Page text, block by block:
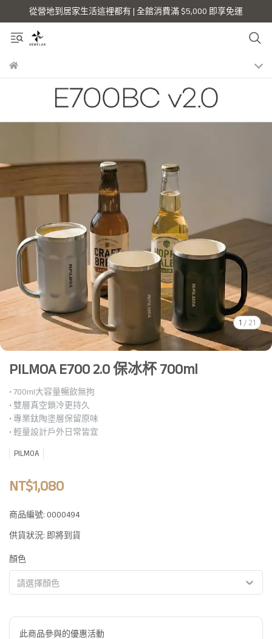
從營地到居家生活這裡都有 | 全館消費滿 $5,000 即享免運
1 / 21
PILMOA E700 2.0 保冰杯 700ml
• 700ml大容量暢飲無拘
• 雙層真空鎖冷更持久
• 專業鈦陶塗層保留原味
• 輕量設計戶外日常皆宜
PILMOA
NT$1,080
商品編號: 0000494
供貨狀況: 即將到貨
顏色
請選擇顏色
此商品參與的優惠活動